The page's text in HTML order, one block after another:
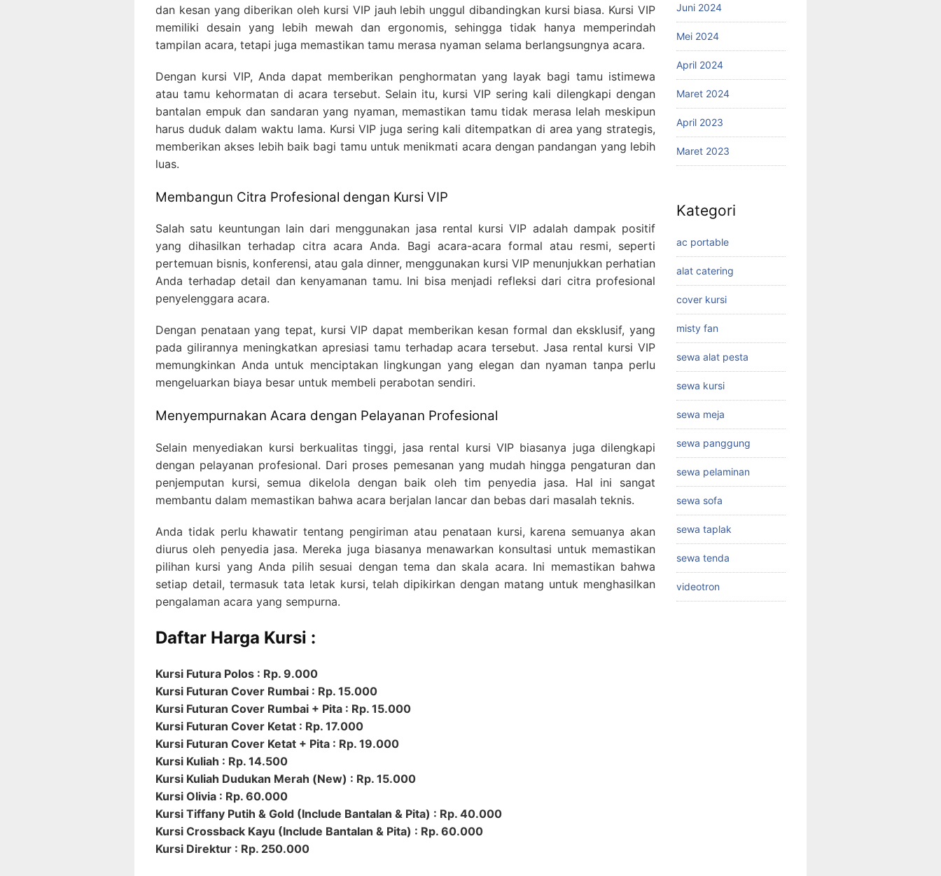
dan kesan yang diberikan oleh kursi VIP jauh lebih unggul dibandingkan kursi biasa. Kursi VIP
memiliki desain yang lebih mewah dan ergonomis, sehingga tidak hanya memperindah
tampilan acara, tetapi juga memastikan tamu merasa nyaman selama berlangsungnya acara.
Dengan kursi VIP, Anda dapat memberikan penghormatan yang layak bagi tamu istimewa
atau tamu kehormatan di acara tersebut. Selain itu, kursi VIP sering kali dilengkapi dengan
bantalan empuk dan sandaran yang nyaman, memastikan tamu tidak merasa lelah meskipun
harus duduk dalam waktu lama. Kursi VIP juga sering kali ditempatkan di area yang strategis,
memberikan akses lebih baik bagi tamu untuk menikmati acara dengan pandangan yang lebih
luas.
Membangun Citra Profesional dengan Kursi VIP
Salah satu keuntungan lain dari menggunakan jasa rental kursi VIP adalah dampak positif
yang dihasilkan terhadap citra acara Anda. Bagi acara-acara formal atau resmi, seperti
pertemuan bisnis, konferensi, atau gala dinner, menggunakan kursi VIP menunjukkan perhatian
Anda terhadap detail dan kenyamanan tamu. Ini bisa menjadi refleksi dari citra profesional
penyelenggara acara.
Dengan penataan yang tepat, kursi VIP dapat memberikan kesan formal dan eksklusif, yang
pada gilirannya meningkatkan apresiasi tamu terhadap acara tersebut. Jasa rental kursi VIP
memungkinkan Anda untuk menciptakan lingkungan yang elegan dan nyaman tanpa perlu
mengeluarkan biaya besar untuk membeli perabotan sendiri.
Menyempurnakan Acara dengan Pelayanan Profesional
Selain menyediakan kursi berkualitas tinggi, jasa rental kursi VIP biasanya juga dilengkapi
dengan pelayanan profesional. Dari proses pemesanan yang mudah hingga pengaturan dan
penjemputan kursi, semua dikelola dengan baik oleh tim penyedia jasa. Hal ini sangat
membantu dalam memastikan bahwa acara berjalan lancar dan bebas dari masalah teknis.
Anda tidak perlu khawatir tentang pengiriman atau penataan kursi, karena semuanya akan
diurus oleh penyedia jasa. Mereka juga biasanya menawarkan konsultasi untuk memastikan
pilihan kursi yang Anda pilih sesuai dengan tema dan skala acara. Ini memastikan bahwa
setiap detail, termasuk tata letak kursi, telah dipikirkan dengan matang untuk menghasilkan
pengalaman acara yang sempurna.
Daftar Harga Kursi :
Kursi Futura Polos : Rp. 9.000
Kursi Futuran Cover Rumbai : Rp. 15.000
Kursi Futuran Cover Rumbai + Pita : Rp. 15.000
Kursi Futuran Cover Ketat : Rp. 17.000
Kursi Futuran Cover Ketat + Pita : Rp. 19.000
Kursi Kuliah : Rp. 14.500
Kursi Kuliah Dudukan Merah (New) : Rp. 15.000
Kursi Olivia : Rp. 60.000
Kursi Tiffany Putih & Gold (Include Bantalan & Pita) : Rp. 40.000
Kursi Crossback Kayu (Include Bantalan & Pita) : Rp. 60.000
Kursi Direktur : Rp. 250.000
Juni 2024
Mei 2024
April 2024
Maret 2024
April 2023
Maret 2023
Kategori
ac portable
alat catering
cover kursi
misty fan
sewa alat pesta
sewa kursi
sewa meja
sewa panggung
sewa pelaminan
sewa sofa
sewa taplak
sewa tenda
videotron